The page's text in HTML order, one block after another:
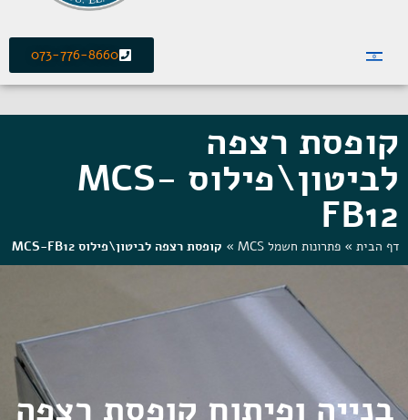
073-776-8660
קופסת רצפה
לביטון\פילוס MCS-
FB12
דף הבית » פתרונות חשמל MCS » קופסת רצפה לביטון\פילוס MCS-FB12
בנייה ופיתוח קופסת רצפה